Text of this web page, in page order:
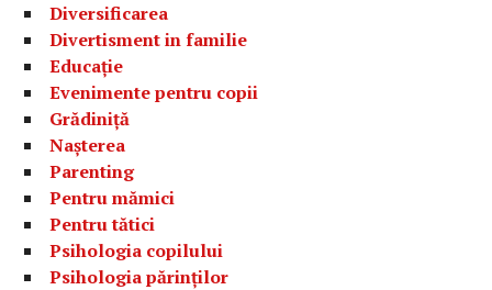
Diversificarea
Divertisment in familie
Educație
Evenimente pentru copii
Grădiniță
Nașterea
Parenting
Pentru mămici
Pentru tătici
Psihologia copilului
Psihologia părinților